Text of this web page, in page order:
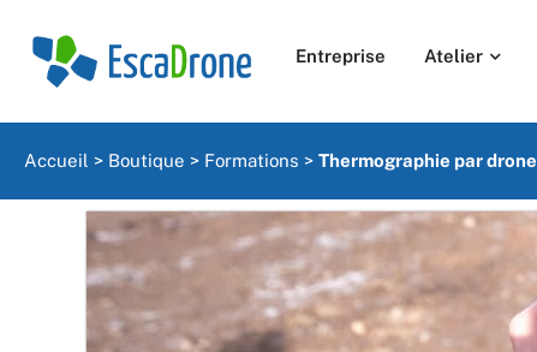
Entreprise Atelier
Accueil > Boutique > Formations > Thermographie par drone